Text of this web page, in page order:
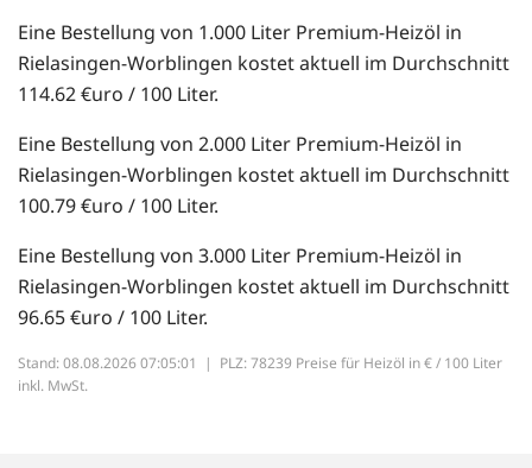
Eine Bestellung von 1.000 Liter Premium-Heizöl in
Rielasingen-Worblingen kostet aktuell im Durchschnitt
114.62 €uro / 100 Liter.
Eine Bestellung von 2.000 Liter Premium-Heizöl in
Rielasingen-Worblingen kostet aktuell im Durchschnitt
100.79 €uro / 100 Liter.
Eine Bestellung von 3.000 Liter Premium-Heizöl in
Rielasingen-Worblingen kostet aktuell im Durchschnitt
96.65 €uro / 100 Liter.
Stand: 08.08.2026 07:05:01 | PLZ: 78239 Preise für Heizöl in € / 100 Liter
inkl. MwSt.